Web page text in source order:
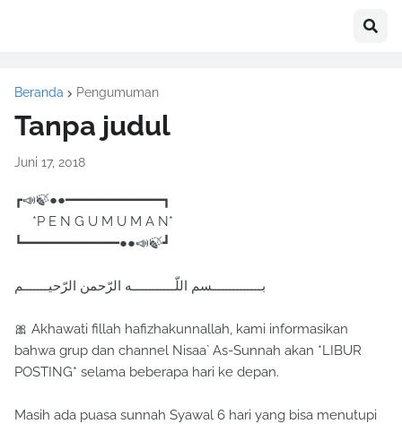
Beranda Pengumuman
Tanpa judul
Juni 17, 2018
┏📣🍃●●━━━━━━━━━━━━┓
*P E N G U M U M A N*
┗━━━━━━━━━━━━●●📣🍃┛
بــــــــــــــسم اللّــــــــــــه الرّحمن الرّحيـــــــم
🎀 Akhawati fillah hafizhakunnallah, kami informasikan
bahwa grup dan channel Nisaa` As-Sunnah akan *LIBUR
POSTING* selama beberapa hari ke depan.
Masih ada puasa sunnah Syawal 6 hari yang bisa menutupi